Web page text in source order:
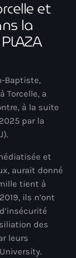
et
la
Baptiste,
Torcelle, a
à la suite
par la
et
aurait donné
tient à
ils n’ont
des
leurs